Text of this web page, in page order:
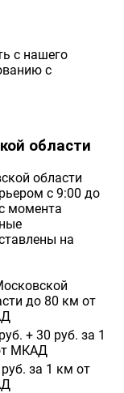
с нашего
с
области
области
с 9:00 до
момента
на
до 80 км от
+ 30 руб. за 1
МКАД
за 1 км от